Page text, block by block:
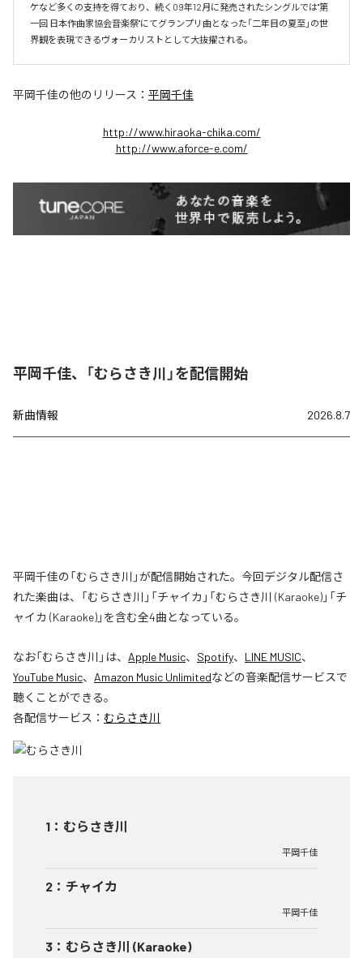
ケなど多くの支持を得ており、続く09年12月に発売されたシングルでは"第
一回 日本作曲家協会音楽祭"にてグランプリ曲となった「二年目の夏至」の世
界観を表現できるヴォーカリストとして大抜擢される。
平岡千佳の他のリリース： 平岡千佳
http://www.hiraoka-chika.com/
http://www.aforce-e.com/
平岡千佳、「むらさき川」を配信開始
新曲情報 2026.8.7
平岡千佳の「むらさき川」が配信開始された。今回デジタル配信さ
れた楽曲は、「むらさき川」「チャイカ」「むらさき川 (Karaoke)」「チ
ャイカ (Karaoke)」を含む全4曲となっている。
なお「むらさき川 」は、 Apple Music、 Spotify、 LINE MUSIC、
YouTube Music、 Amazon Music Unlimitedなどの音楽配信サービスで
聴くことができる。
各配信サービス： むらさき川
1 ： むらさき川
平岡千佳
2 ： チャイカ
平岡千佳
3 ： むらさき川 (Karaoke)